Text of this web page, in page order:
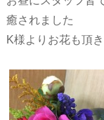
癒されました
K様よりお花も頂